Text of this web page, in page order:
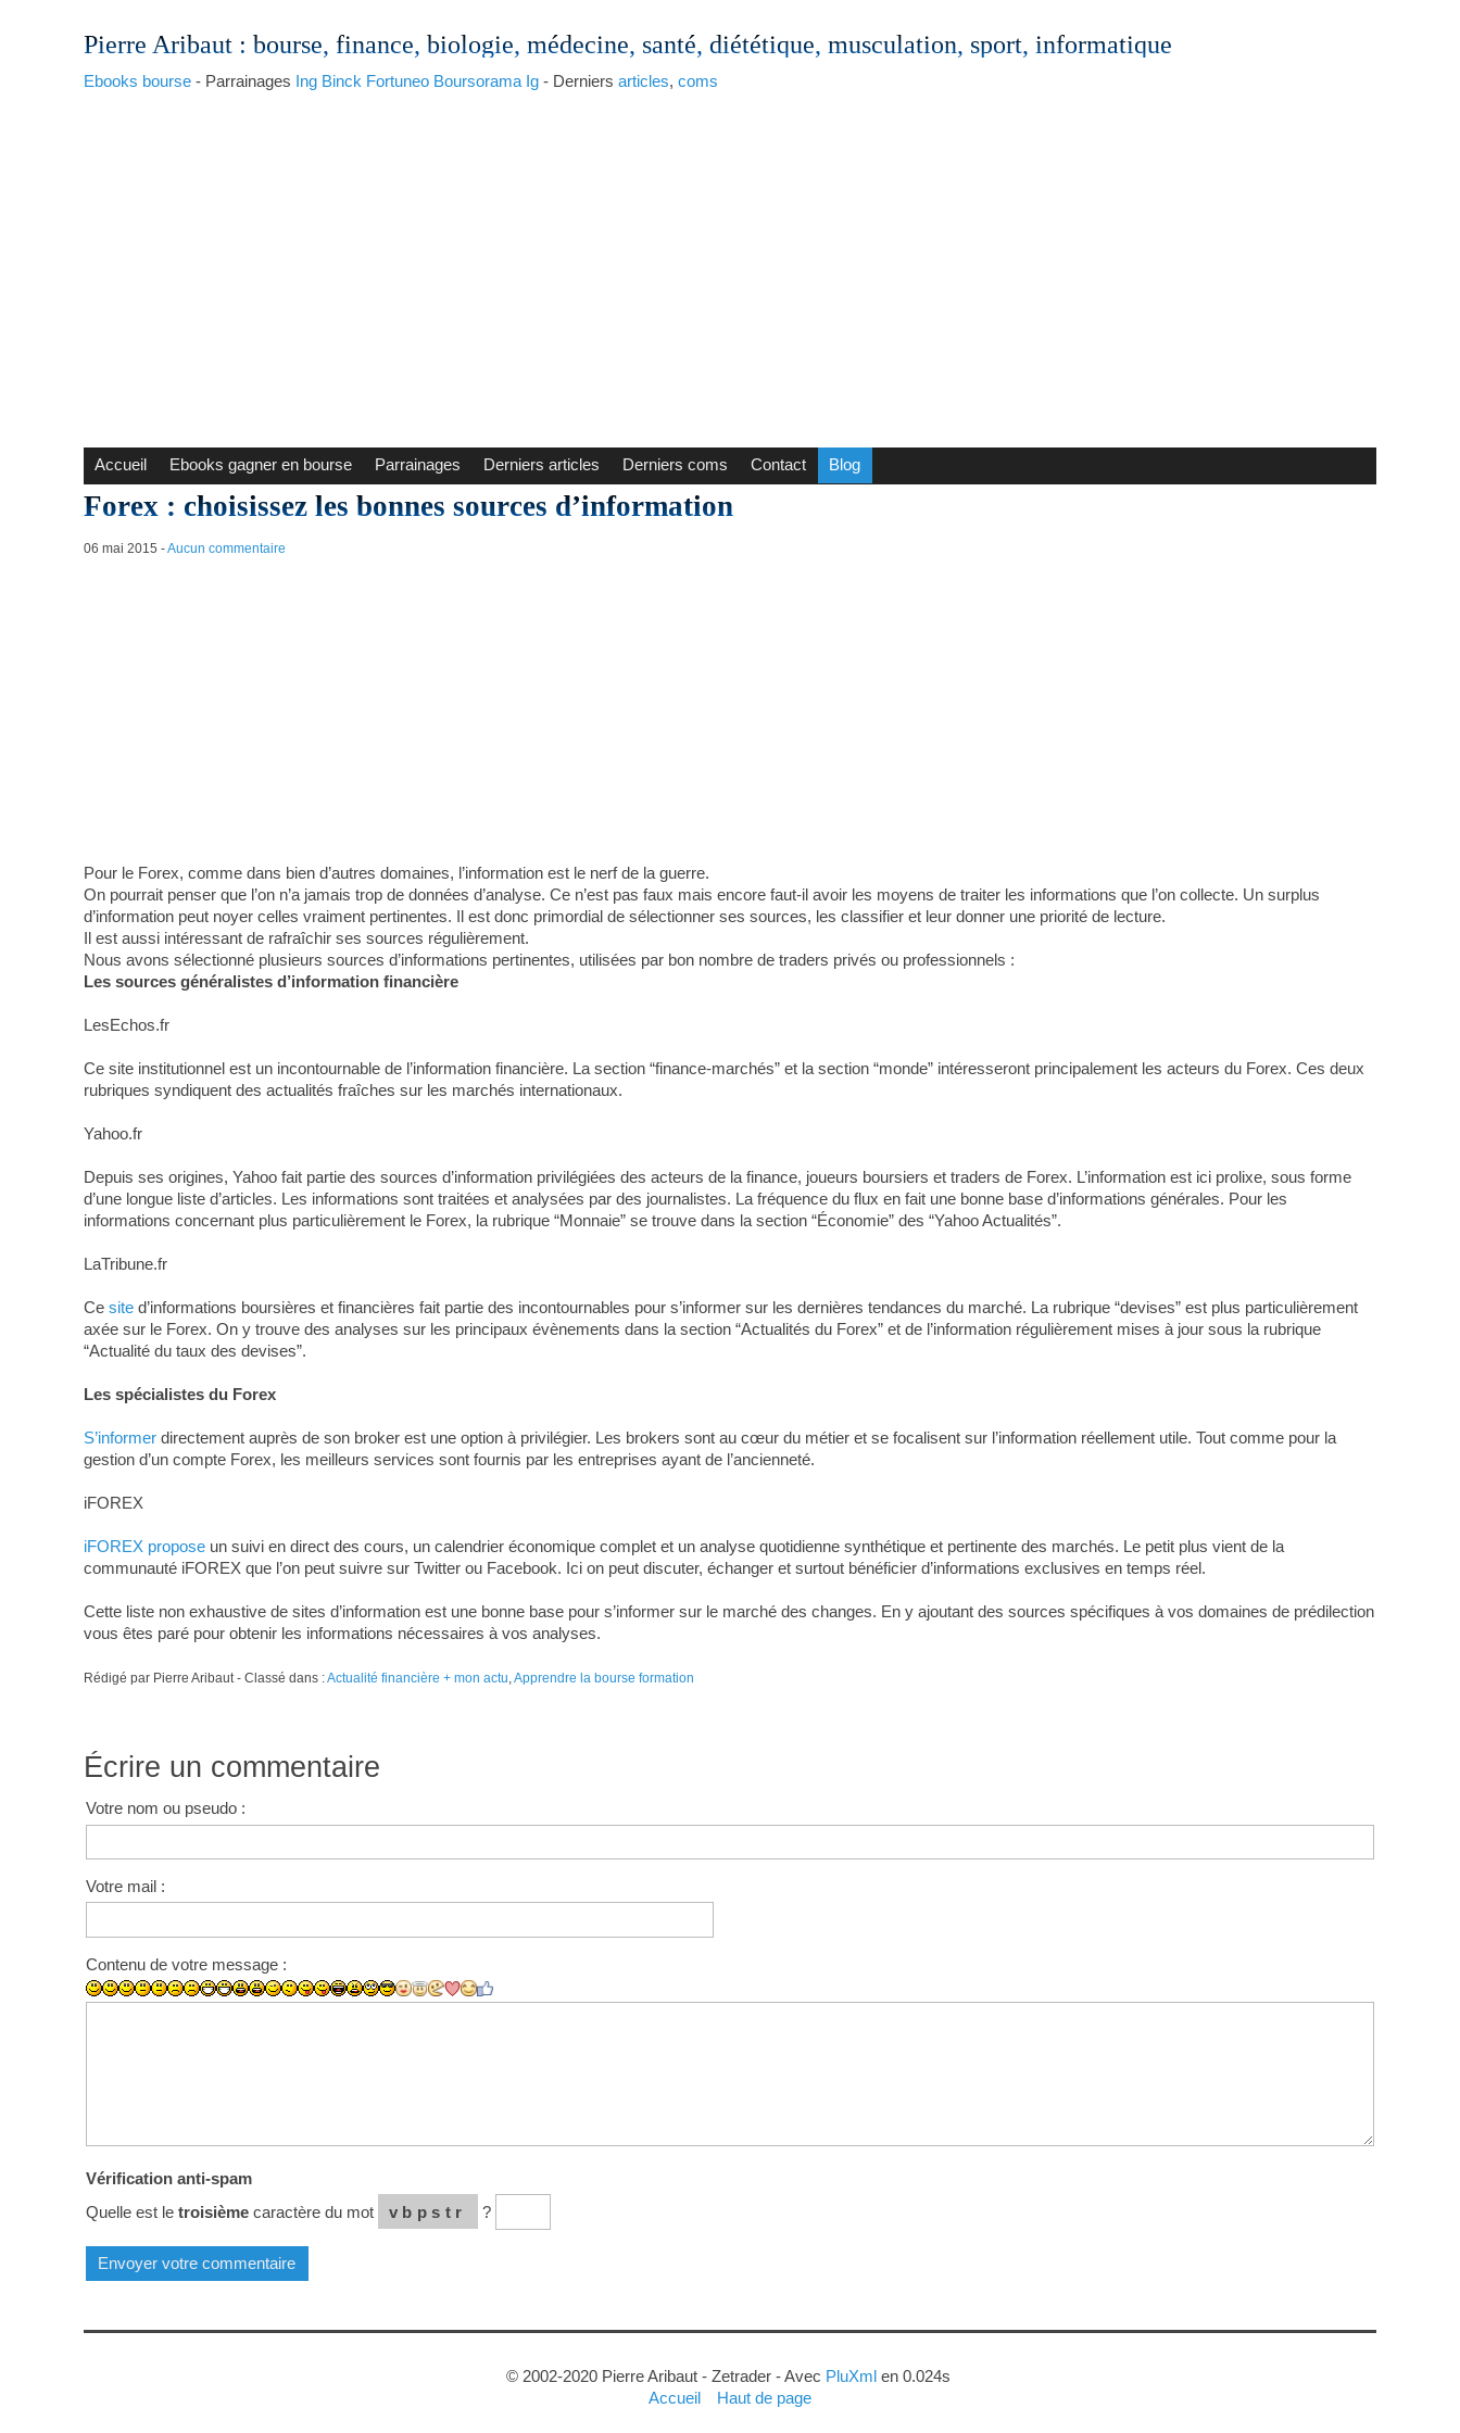
Pierre Aribaut: bourse, finance, biologie, médecine, santé, diététique, musculation, sport, informatique
Ebooks bourse- Parrainages Ing Binck Fortuneo Boursorama Ig- Derniers articles, coms
Accueil Ebooks gagner en bourse Parrainages Derniers articles Derniers coms Contact Blog
Forex : choisissez les bonnes sources d’information
06 mai 2015 -Aucun commentaire
Pour le Forex, comme dans bien d’autres domaines, l’information est le nerf de la guerre.
On pourrait penser que l’on n’a jamais trop de données d’analyse. Ce n’est pas faux mais encore faut-il avoir les moyens de traiter les informations que l’on collecte. Un surplus
d’information peut noyer celles vraiment pertinentes. Il est donc primordial de sélectionner ses sources, les classifier et leur donner une priorité de lecture.
Il est aussi intéressant de rafraîchir ses sources régulièrement.
Nous avons sélectionné plusieurs sources d’informations pertinentes, utilisées par bon nombre de traders privés ou professionnels :
Les sources généralistes d’information financière
LesEchos.fr
Ce site institutionnel est un incontournable de l’information financière. La section “finance-marchés” et la section “monde” intéresseront principalement les acteurs du Forex. Ces deux
rubriques syndiquent des actualités fraîches sur les marchés internationaux.
Yahoo.fr
Depuis ses origines, Yahoo fait partie des sources d’information privilégiées des acteurs de la finance, joueurs boursiers et traders de Forex. L’information est ici prolixe, sous forme
d’une longue liste d’articles. Les informations sont traitées et analysées par des journalistes. La fréquence du flux en fait une bonne base d’informations générales. Pour les
informations concernant plus particulièrement le Forex, la rubrique “Monnaie” se trouve dans la section “Économie” des “Yahoo Actualités”.
LaTribune.fr
Ce sited’informations boursières et financières fait partie des incontournables pour s’informer sur les dernières tendances du marché. La rubrique “devises” est plus particulièrement
axée sur le Forex. On y trouve des analyses sur les principaux évènements dans la section “Actualités du Forex” et de l’information régulièrement mises à jour sous la rubrique
“Actualité du taux des devises”.
Les spécialistes du Forex
S’informerdirectement auprès de son broker est une option à privilégier. Les brokers sont au cœur du métier et se focalisent sur l’information réellement utile. Tout comme pour la
gestion d’un compte Forex, les meilleurs services sont fournis par les entreprises ayant de l’ancienneté.
iFOREX
iFOREX proposeun suivi en direct des cours, un calendrier économique complet et un analyse quotidienne synthétique et pertinente des marchés. Le petit plus vient de la
communauté iFOREX que l’on peut suivre sur Twitter ou Facebook. Ici on peut discuter, échanger et surtout bénéficier d’informations exclusives en temps réel.
Cette liste non exhaustive de sites d’information est une bonne base pour s’informer sur le marché des changes. En y ajoutant des sources spécifiques à vos domaines de prédilection
vous êtes paré pour obtenir les informations nécessaires à vos analyses.
Rédigé par Pierre Aribaut - Classé dans :Actualité financière + mon actu,Apprendre la bourse formation
Écrire un commentaire
Votre nom ou pseudo :
Votre mail :
Contenu de votre message :
Vérification anti-spam
Quelle est le troisièmecaractère du mot vbpstr ?
© 2002-2020 Pierre Aribaut - Zetrader - Avec PluXmlen 0.024s
Accueil
Haut de page